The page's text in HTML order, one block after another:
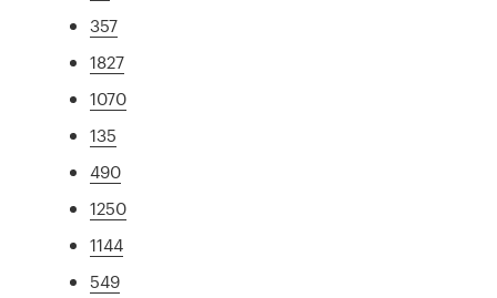
357
1827
1070
135
490
1250
1144
549